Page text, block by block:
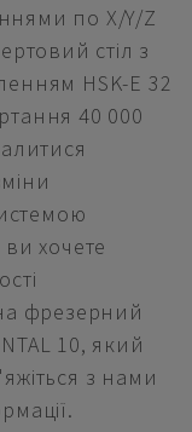
по X/Y/Z
стіл з
HSK-E 32
40 000
хочете
фрезерний
10, який
з нами